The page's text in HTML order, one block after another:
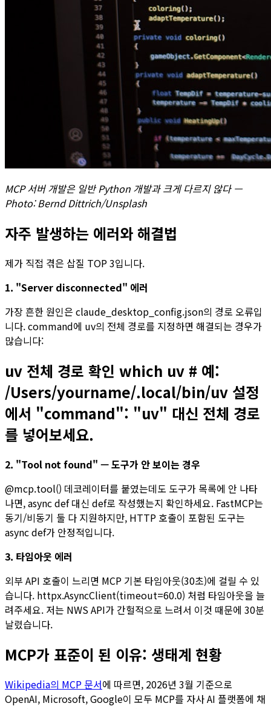
MCP 서버 개발은 일반 Python 개발과 크게 다르지 않다 —
Photo: Bernd Dittrich/Unsplash
자주 발생하는 에러와 해결법
제가 직접 겪은 삽질 TOP 3입니다.
1. "Server disconnected" 에러
가장 흔한 원인은 claude_desktop_config.json의 경로 오류입
니다. command에 uv의 전체 경로를 지정하면 해결되는 경우가
많습니다:
uv 전체 경로 확인 which uv # 예:
/Users/yourname/.local/bin/uv 설정
에서 "command": "uv" 대신 전체 경로
를 넣어보세요.
2. "Tool not found" — 도구가 안 보이는 경우
@mcp.tool() 데코레이터를 붙였는데도 도구가 목록에 안 나타
나면, async def 대신 def로 작성했는지 확인하세요. FastMCP는
동기/비동기 둘 다 지원하지만, HTTP 호출이 포함된 도구는
async def가 안정적입니다.
3. 타임아웃 에러
외부 API 호출이 느리면 MCP 기본 타임아웃(30초)에 걸릴 수 있
습니다. httpx.AsyncClient(timeout=60.0) 처럼 타임아웃을 늘
려주세요. 저는 NWS API가 간헐적으로 느려서 이것 때문에 30분
날렸습니다.
MCP가 표준이 된 이유: 생태계 현황
Wikipedia의 MCP 문서에 따르면, 2026년 3월 기준으로
OpenAI, Microsoft, Google이 모두 MCP를 자사 AI 플랫폼에 채